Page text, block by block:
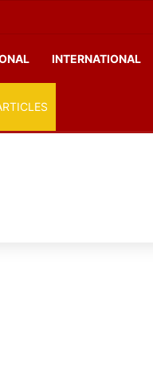
INTERNATIONAL